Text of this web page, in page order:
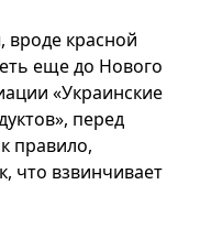
вроде красной
еще до Нового
«Украинские
перед
правило,
что взвинчивает